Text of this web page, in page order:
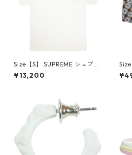
Size【S】 SUPREME シュプリ
ーム S/S Pocket Tee White T
シャツ 白 【新古品・未使用
¥13,200
ー